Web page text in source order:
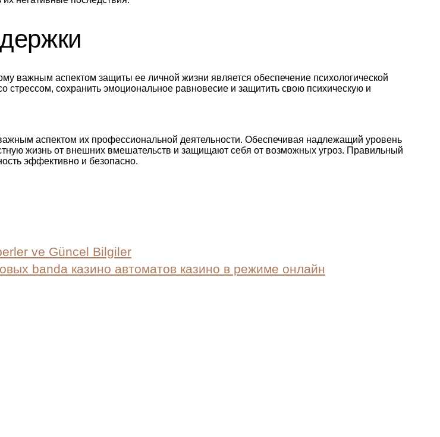
важным аспектом защиты ее личной жизни является обеспечение психологической
стрессом, сохранить эмоциональное равновесие и защитить свою психическую и
аспектом их профессиональной деятельности. Обеспечивая надлежащий уровень
жизнь от внешних вмешательств и защищают себя от возможных угроз. Правильный
эффективно и безопасно.
ve Güncel Bilgiler
banda казино автоматов казино в режиме онлайн